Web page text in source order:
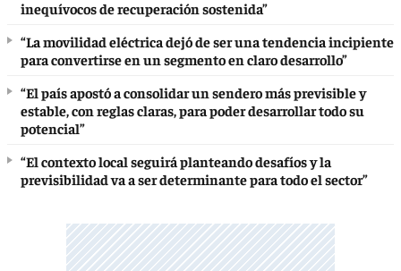
inequívocos de recuperación sostenida”
“La movilidad eléctrica dejó de ser una tendencia incipiente
para convertirse en un segmento en claro desarrollo”
“El país apostó a consolidar un sendero más previsible y
estable, con reglas claras, para poder desarrollar todo su
potencial”
“El contexto local seguirá planteando desafíos y la
previsibilidad va a ser determinante para todo el sector”